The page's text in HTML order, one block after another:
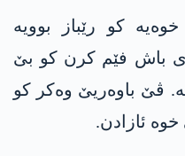
کو رێباز بوویە
باش فێم کرن کو بێ
ڤێ باوەریێ وەکر کو
ئازادن.